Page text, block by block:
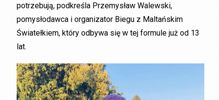
potrzebują, podkreśla Przemysław Walewski,
pomysłodawca i organizator Biegu z Maltańskim
Światełkiem, który odbywa się w tej formule już od 13
lat.